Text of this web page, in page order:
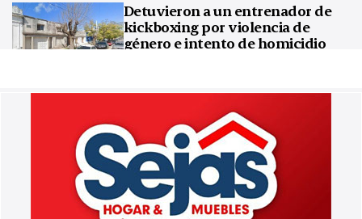
Detuvieron a un entrenador de
kickboxing por violencia de
género e intento de homicidio